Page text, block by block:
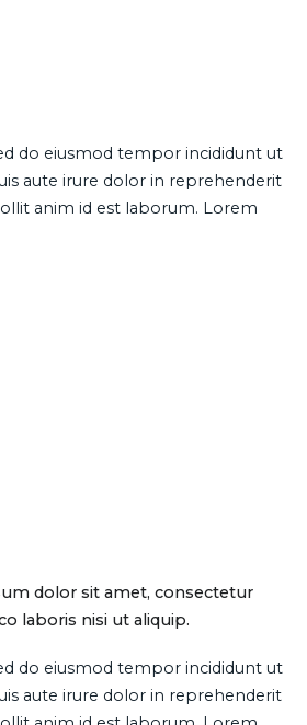
do eiusmod tempor incididunt ut
aute irure dolor in reprehenderit
anim id est laborum. Lorem
dolor sit amet, consectetur
laboris nisi ut aliquip.
do eiusmod tempor incididunt ut
aute irure dolor in reprehenderit